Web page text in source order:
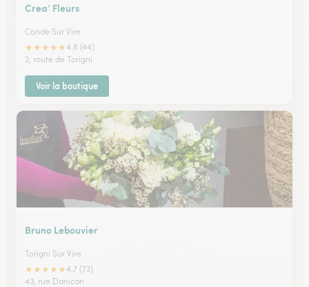
Crea’ Fleurs
Conde Sur Vire
★★★★★4.8 (44)
2, route de Torigni
Voir la boutique
Bruno Lebouvier
Torigni Sur Vire
★★★★★4.7 (73)
43, rue Danican